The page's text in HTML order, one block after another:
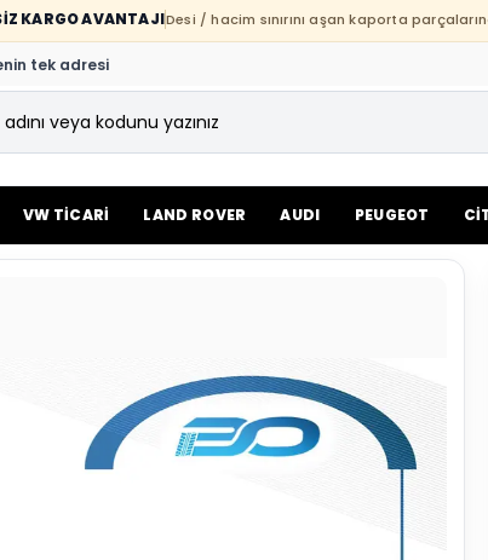
KARGO AVANTAJIDesi / hacim sınırını aşan kaporta
tek adresi
VW TİCARİ LAND ROVER AUDI PEUGEOT